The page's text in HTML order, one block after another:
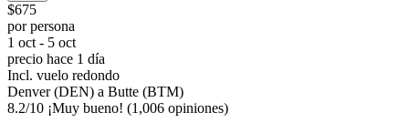
$675
por persona
1 oct - 5 oct
precio hace 1 día
Incl. vuelo redondo
Denver (DEN) a Butte (BTM)
8.2/10 ¡Muy bueno! (1,006 opiniones)